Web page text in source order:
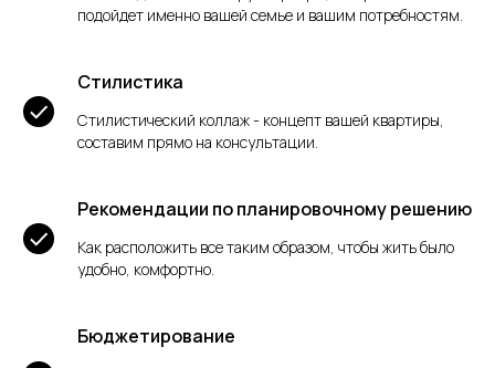
подойдет именно вашей семье и вашим потребностям.
Стилистика
Стилистический коллаж - концепт вашей квартиры,
составим прямо на консультации.
Рекомендации по планировочному решению
Как расположить все таким образом, чтобы жить было
удобно, комфортно.
Бюджетирование